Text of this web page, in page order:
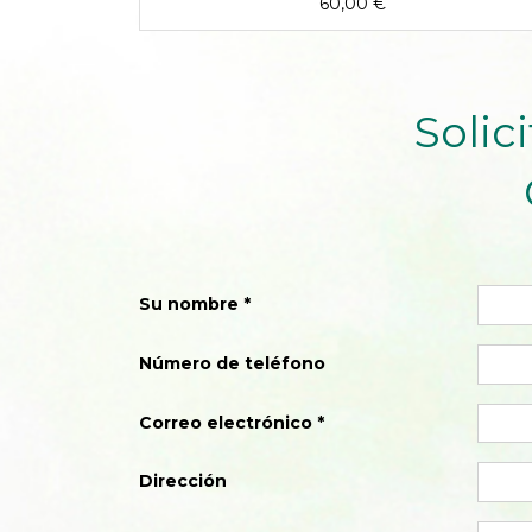
Su nombre
Número de teléfono
Correo electrónico
Dirección